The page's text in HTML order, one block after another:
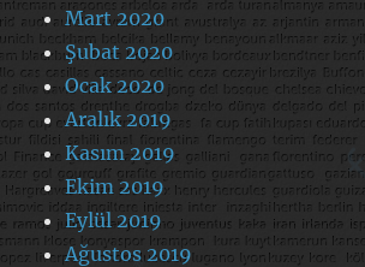
Mart 2020
Şubat 2020
Ocak 2020
Aralık 2019
Kasım 2019
Ekim 2019
Eylül 2019
Ağustos 2019